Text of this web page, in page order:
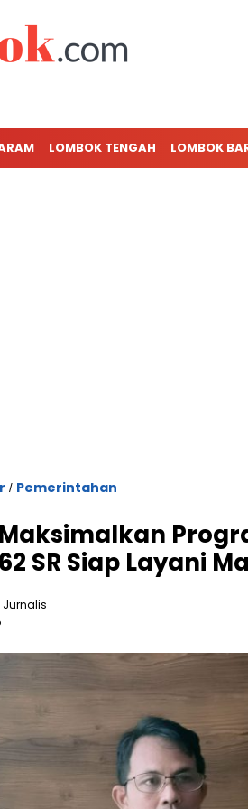
LOMBOK TENGAH LOMBOK
/ Pemerintahan
Maksimalkan
SR Siap Layani